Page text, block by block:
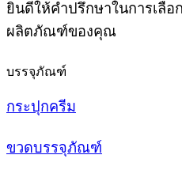
ยินดีให้คำปรึกษาในการเลื
ผลิตภัณฑ์ของคุณ
บรรจุภัณฑ์
กระปุกครีม
ขวดบรรจุภัณฑ์